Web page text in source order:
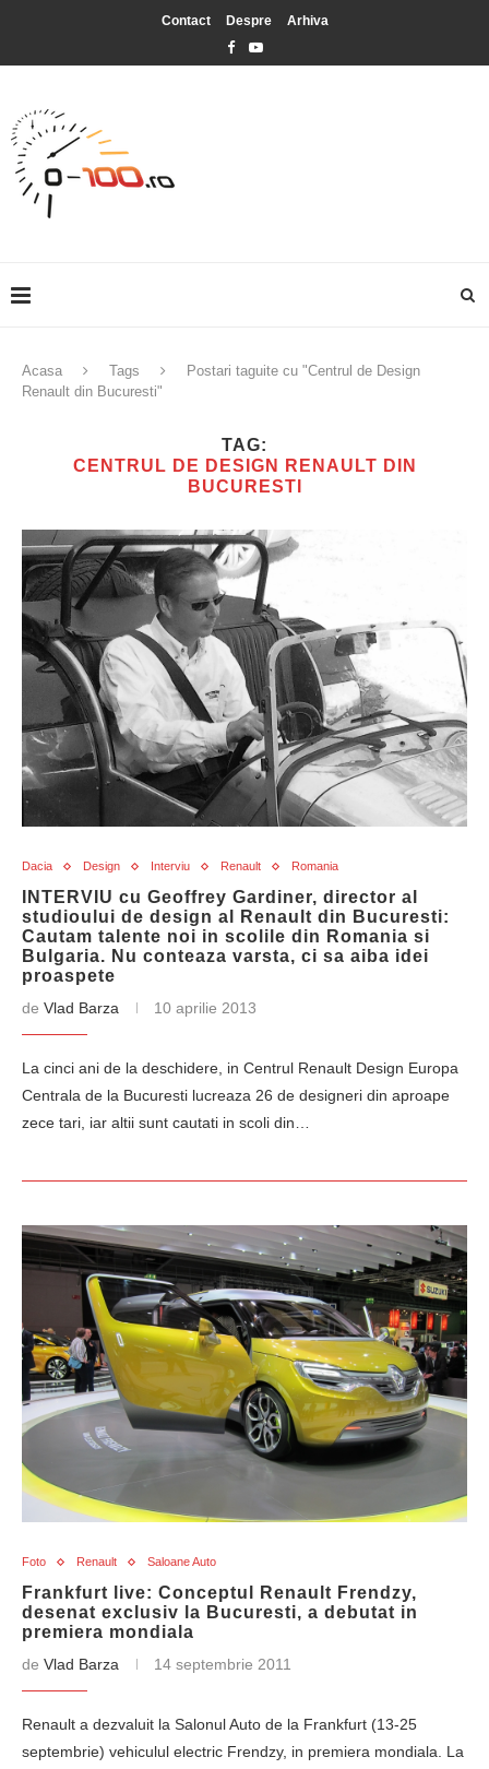
Contact Despre Arhiva
Acasa Tags
Postari taguite cu "Centrul de Design
Renault din Bucuresti"
TAG:
CENTRUL DE DESIGN RENAULT DIN
BUCURESTI
Dacia Design Interviu Renault Romania
INTERVIU cu Geoffrey Gardiner, director al
studioului de design al Renault din Bucuresti:
Cautam talente noi in scolile din Romania si
Bulgaria. Nu conteaza varsta, ci sa aiba idei
proaspete
de Vlad Barza 10 aprilie 2013
La cinci ani de la deschidere, in Centrul Renault Design Europa
Centrala de la Bucuresti lucreaza 26 de designeri din aproape
zece tari, iar altii sunt cautati in scoli din…
Foto Renault Saloane Auto
Frankfurt live: Conceptul Renault Frendzy,
desenat exclusiv la Bucuresti, a debutat in
premiera mondiala
de Vlad Barza 14 septembrie 2011
Renault a dezvaluit la Salonul Auto de la Frankfurt (13-25
septembrie) vehiculul electric Frendzy, in premiera mondiala. La